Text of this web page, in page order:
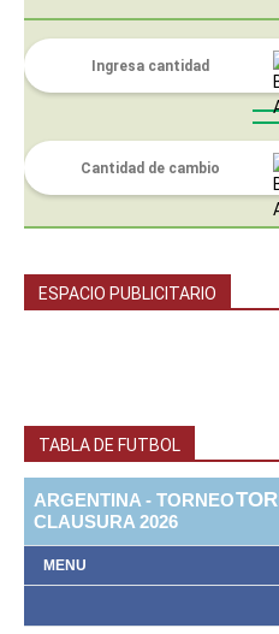
ESPACIO PUBLICITARIO
TABLA DE FUTBOL